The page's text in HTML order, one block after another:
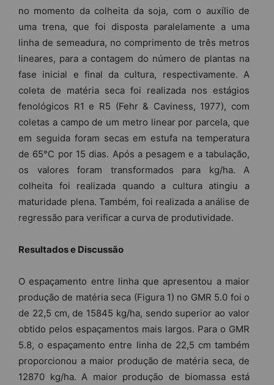
no momento da colheita da soja, com o auxílio de
uma trena, que foi disposta paralelamente a uma
linha de semeadura, no comprimento de três metros
lineares, para a contagem do número de plantas na
fase inicial e final da cultura, respectivamente. A
coleta de matéria seca foi realizada nos estágios
fenológicos R1 e R5 (Fehr & Caviness, 1977), com
coletas a campo de um metro linear por parcela, que
em seguida foram secas em estufa na temperatura
de 65°C por 15 dias. Após a pesagem e a tabulação,
os valores foram transformados para kg/ha. A
colheita foi realizada quando a cultura atingiu a
maturidade plena. Também, foi realizada a análise de
regressão para verificar a curva de produtividade.
Resultados e Discussão
O espaçamento entre linha que apresentou a maior
produção de matéria seca (Figura 1) no GMR 5.0 foi o
de 22,5 cm, de 15845 kg/ha, sendo superior ao valor
obtido pelos espaçamentos mais largos. Para o GMR
5.8, o espaçamento entre linha de 22,5 cm também
proporcionou a maior produção de matéria seca, de
12870 kg/ha. A maior produção de biomassa está